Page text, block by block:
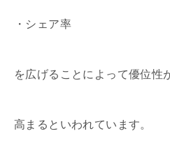
・シェア率
を広げることによって優位性
高まるといわれています。